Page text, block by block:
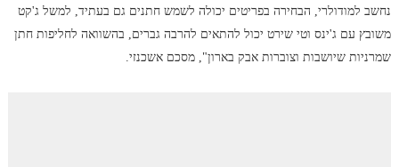
נחשב למודולרי, הבחירה בפריטים יכולה לשמש חתנים גם בעתיד, למשל ג'קט
משובץ עם ג'ינס וטי שירט יכול להתאים להרבה גברים, בהשוואה לחליפות חתן
שמרניות שיושבות וצוברות אבק בארון", מסכם אשכנזי.